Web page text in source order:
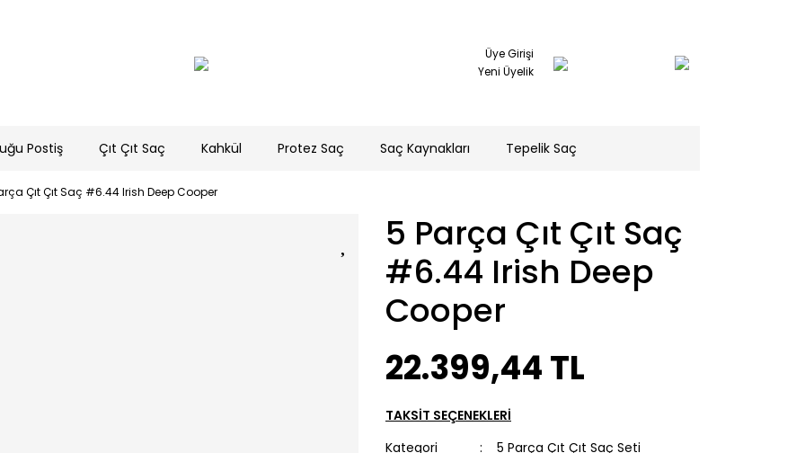
Üye Girişi
Yeni Üyelik
Postiş Çıt Çıt Saç Kahkül Protez Saç Saç Kaynakları Tepelik Saç
Çıt Çıt Saç #6.44 Irish Deep Cooper
5 Parça Çıt Çıt Saç
#6.44 Irish Deep
Cooper
22.399,44 TL
TAKSİT SEÇENEKLERİ
Kategori
5 Parça Çıt Çıt Saç Seti